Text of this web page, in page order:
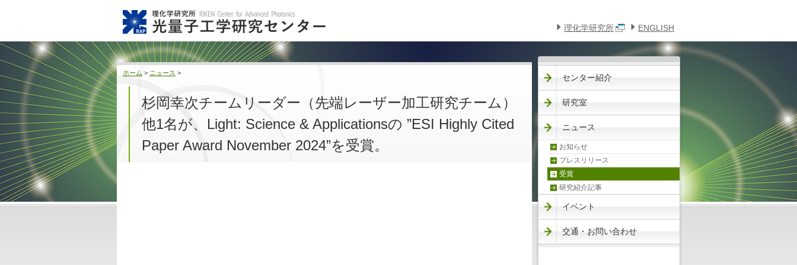
理化学研究所 ENGLISH
ホーム > ニュース >
杉岡幸次チームリーダー（先端レーザー加工研究チーム）
他1名が、Light: Science & Applicationsの ”ESI Highly Cited
Paper Award November 2024”を受賞。
センター紹介
研究室
ニュース
お知らせ
プレスリリース
受賞
研究紹介記事
イベント
交通・お問い合わせ